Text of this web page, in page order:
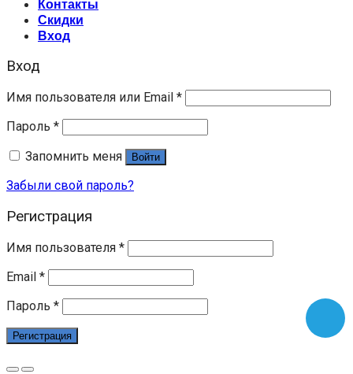
Контакты
Скидки
Вход
Вход
Имя пользователя или Email *
Пароль *
Запомнить меня
Войти
Забыли свой пароль?
Регистрация
Имя пользователя *
Email *
Пароль *
Регистрация